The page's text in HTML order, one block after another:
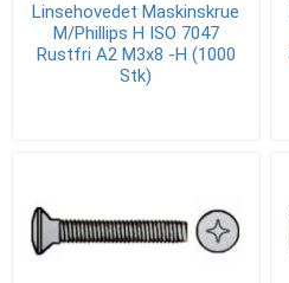
Linsehovedet Maskinskrue
M/Phillips H ISO 7047
Rustfri A2 M3x8 -H (1000
Stk)